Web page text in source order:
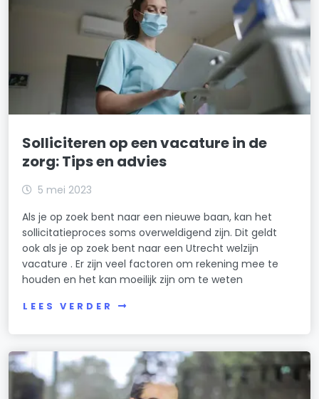
Solliciteren op een vacature in de
zorg: Tips en advies
5 mei 2023
Als je op zoek bent naar een nieuwe baan, kan het
sollicitatieproces soms overweldigend zijn. Dit geldt
ook als je op zoek bent naar een Utrecht welzijn
vacature . Er zijn veel factoren om rekening mee te
houden en het kan moeilijk zijn om te weten
LEES VERDER